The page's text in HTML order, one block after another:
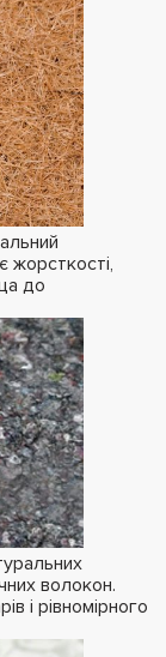
жорсткості,
до
волокон.
і рівномірного